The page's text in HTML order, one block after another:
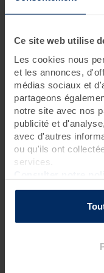
Ce site web utilise
Les cookies nous
et les annonces,
médias sociaux et
partageons
notre site avec nos
publicité et
avec d'autres
ou qu'ils ont
services.
Partez à la
ses bienfaits.
Ce séjour vous
d'hydrothérapie et
minéraux. Effet
Programme des
Soins spa
3 bains
1 douche à jet